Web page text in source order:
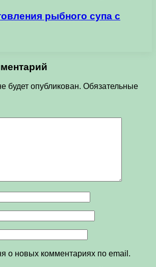
рыбного супа с
будет опубликован. Обязательные
о новых комментариях по email.